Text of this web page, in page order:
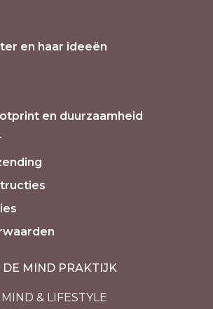
en haar ideeën
en duurzaamheid
DE MIND PRAKTIJK
& LIFESTYLE